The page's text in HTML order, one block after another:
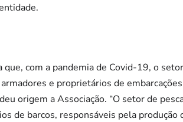
que, com a pandemia de Covid-19, o
e proprietários de
origem a Associação. “O setor de
de barcos, responsáveis pela